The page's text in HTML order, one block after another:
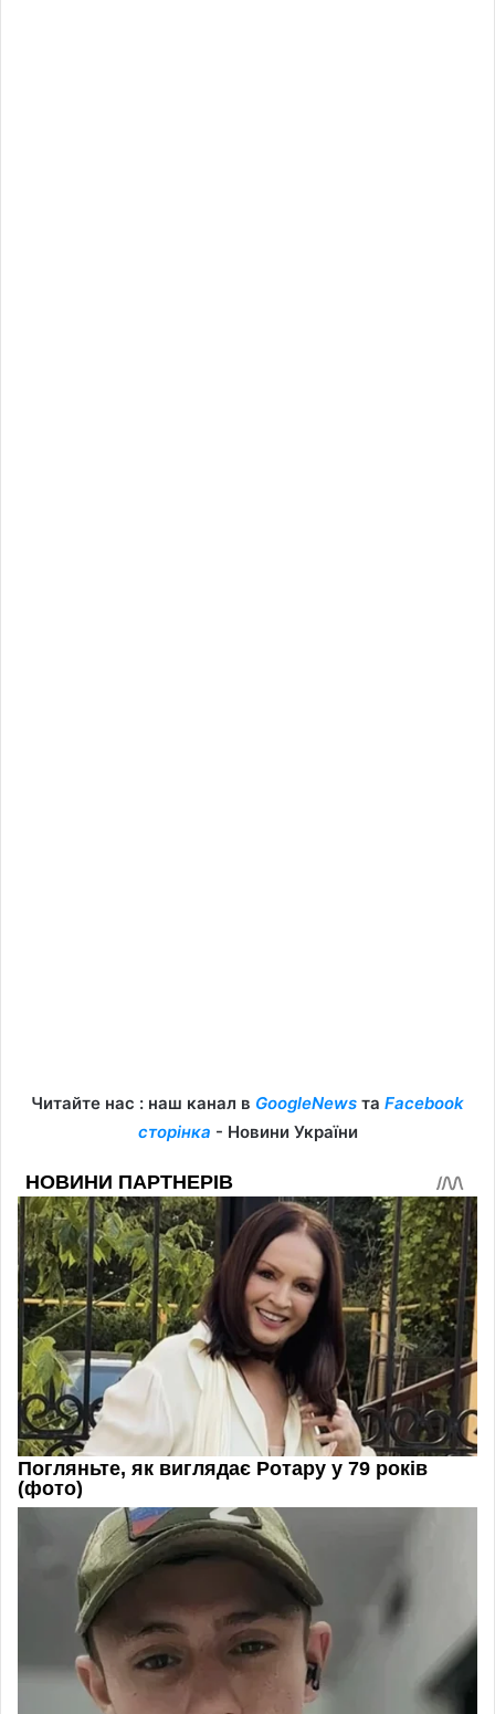
Читайте нас : наш канал в GoogleNews та Facebook
сторінка - Новини України